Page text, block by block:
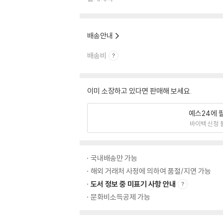
배송안내
배송비
이미 소장하고 있다면 판매해 보세요.
예스24에
바이백 신청
국내배송만 가능
해외 거래처 사정에 의하여 품절/지연 가능
도서 정보 중 미표기 사항 안내
문화비소득공제 가능